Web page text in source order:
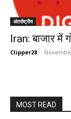
अंतर्राष्ट्रीय
Iran: बाजार में
Clipper28 -
MOST READ